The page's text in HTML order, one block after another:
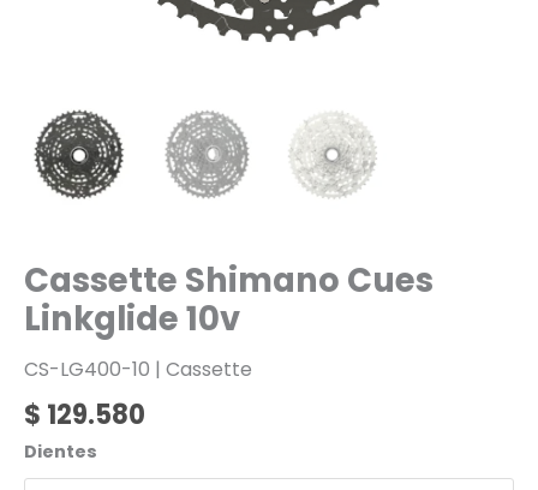
Cassette Shimano Cues
Linkglide 10v
CS-LG400-10 | Cassette
$ 129.580
Dientes